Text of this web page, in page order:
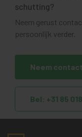
schutting?
Neem gerust
persoonlijk verder.
Neem
Bel: +31 85